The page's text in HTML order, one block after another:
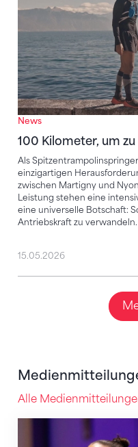
News
100 Kilometer, um
Als
einzigartigen
zwischen Martigny und
Leistung stehen eine
eine universelle Botschaft:
Antriebskraft zu verwandeln.
15.05.2026
Alle